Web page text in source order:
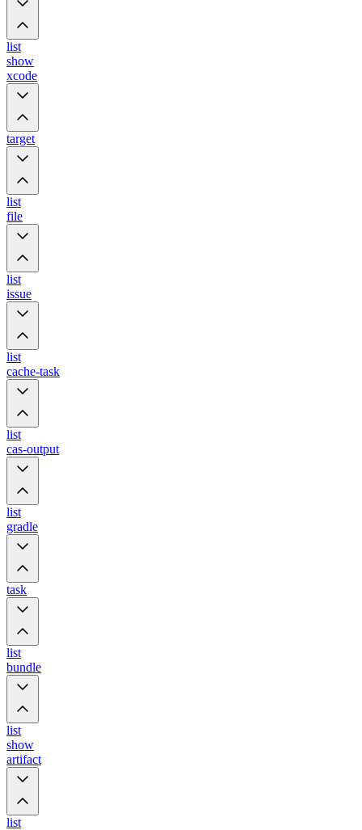
list
show
xcode
target
list
file
list
issue
list
cache-task
list
cas-output
list
gradle
task
list
bundle
list
show
artifact
list